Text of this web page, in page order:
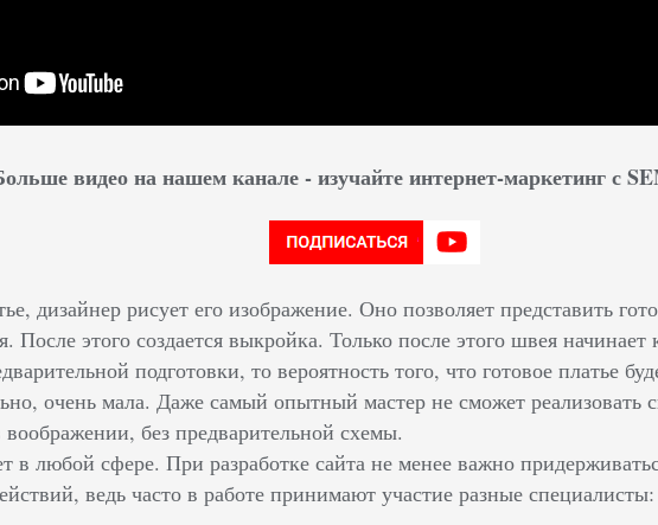
видео на нашем канале - изучайте интернет-маркетинг с
дизайнер рисует его изображение. Оно позволяет представить
После этого создается выкройка. Только после этого швея
подготовки, то вероятность того, что готовое платье
очень мала. Даже самый опытный мастер не сможет реализовать
без предварительной схемы.
в любой сфере. При разработке сайта не менее важно
ведь часто в работе принимают участие разные специалисты: